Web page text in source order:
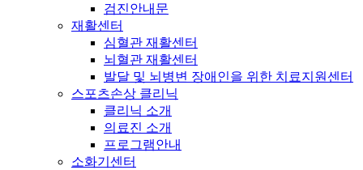
검진안내문
재활센터
심혈관 재활센터
뇌혈관 재활센터
발달 및 뇌병변 장애인을 위한 치료지원센터
스포츠손상 클리닉
클리닉 소개
의료진 소개
프로그램안내
소화기센터